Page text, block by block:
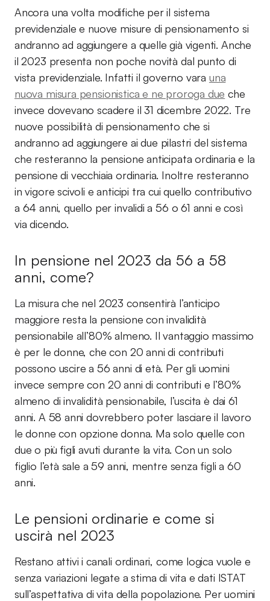
Ancora una volta modifiche per il sistema
previdenziale e nuove misure di pensionamento si
andranno ad aggiungere a quelle già vigenti. Anche
il 2023 presenta non poche novità dal punto di
vista previdenziale. Infatti il governo vara una
nuova misura pensionistica e ne proroga due che
invece dovevano scadere il 31 dicembre 2022. Tre
nuove possibilità di pensionamento che si
andranno ad aggiungere ai due pilastri del sistema
che resteranno la pensione anticipata ordinaria e la
pensione di vecchiaia ordinaria. Inoltre resteranno
in vigore scivoli e anticipi tra cui quello contributivo
a 64 anni, quello per invalidi a 56 o 61 anni e così
via dicendo.
In pensione nel 2023 da 56 a 58
anni, come?
La misura che nel 2023 consentirà l’anticipo
maggiore resta la pensione con invalidità
pensionabile all’80% almeno. Il vantaggio massimo
è per le donne, che con 20 anni di contributi
possono uscire a 56 anni di età. Per gli uomini
invece sempre con 20 anni di contributi e l’80%
almeno di invalidità pensionabile, l’uscita è dai 61
anni. A 58 anni dovrebbero poter lasciare il lavoro
le donne con opzione donna. Ma solo quelle con
due o più figli avuti durante la vita. Con un solo
figlio l’età sale a 59 anni, mentre senza figli a 60
anni.
Le pensioni ordinarie e come si
uscirà nel 2023
Restano attivi i canali ordinari, come logica vuole e
senza variazioni legate a stima di vita e dati ISTAT
sull’aspettativa di vita della popolazione. Per uomini